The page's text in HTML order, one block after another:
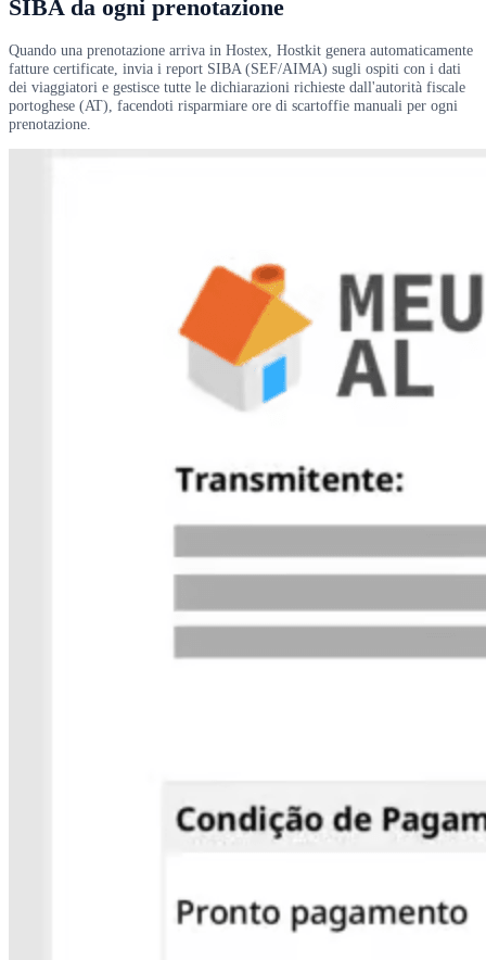
SIBA da ogni prenotazione
Quando una prenotazione arriva in Hostex, Hostkit genera automaticamente
fatture certificate, invia i report SIBA (SEF/AIMA) sugli ospiti con i dati
dei viaggiatori e gestisce tutte le dichiarazioni richieste dall'autorità fiscale
portoghese (AT), facendoti risparmiare ore di scartoffie manuali per ogni
prenotazione.